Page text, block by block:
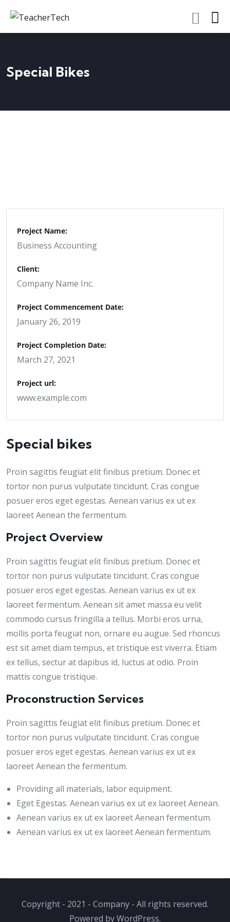
Special Bikes
Project Name:
Business Accounting
Client:
Company Name Inc.
Project Commencement Date:
January 26, 2019
Project Completion Date:
March 27, 2021
Project url:
www.example.com
Special bikes
Proin sagittis feugiat elit finibus pretium. Donec et
tortor non purus vulputate tincidunt. Cras congue
posuer eros eget egestas. Aenean varius ex ut ex
laoreet Aenean the fermentum.
Project Overview
Proin sagittis feugiat elit finibus pretium. Donec et
tortor non purus vulputate tincidunt. Cras congue
posuer eros eget egestas. Aenean varius ex ut ex
laoreet fermentum. Aenean sit amet massa eu velit
commodo cursus fringilla a tellus. Morbi eros urna,
mollis porta feugiat non, ornare eu augue. Sed rhoncus
est sit amet diam tempus, et tristique est viverra. Etiam
ex tellus, sectur at dapibus id, luctus at odio. Proin
mattis congue tristique.
Proconstruction Services
Proin sagittis feugiat elit finibus pretium. Donec et
tortor non purus vulputate tincidunt. Cras congue
posuer eros eget egestas. Aenean varius ex ut ex
laoreet Aenean the fermentum.
Providing all materials, labor equipment.
Eget Egestas. Aenean varius ex ut ex laoreet Aenean.
Aenean varius ex ut ex laoreet Aenean fermentum.
Aenean varius ex ut ex laoreet Aenean fermentum.
Copyright - 2021 - Company - All rights reserved.
Powered by WordPress.